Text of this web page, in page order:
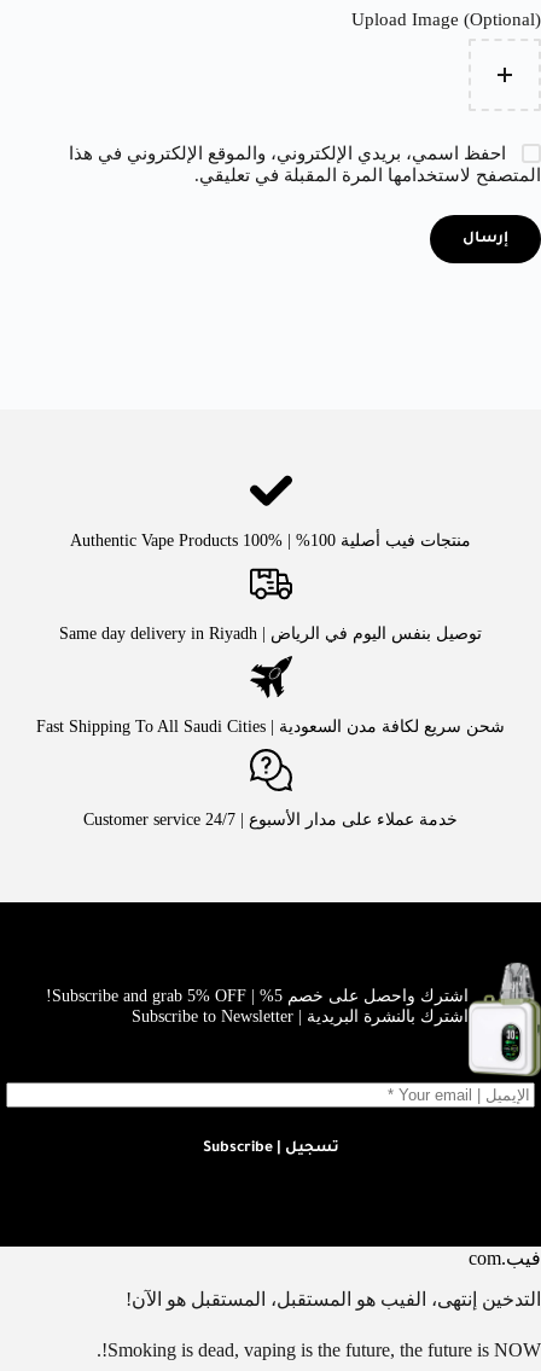
Upload Image (Optional)
احفظ اسمي، بريدي الإلكتروني، والموقع الإلكتروني في هذا
المتصفح لاستخدامها المرة المقبلة في تعليقي.
إرسال
منتجات فيب أصلية 100% | Authentic Vape Products 100%
توصيل بنفس اليوم في الرياض | Same day delivery in Riyadh
شحن سريع لكافة مدن السعودية | Fast Shipping To All Saudi Cities
خدمة عملاء على مدار الأسبوع | Customer service 24/7
اشترك واحصل على خصم 5% | Subscribe and grab 5% OFF!
اشترك بالنشرة البريدية | Subscribe to Newsletter
تسجيل | Subscribe
فيب.com
التدخين إنتهى، الفيب هو المستقبل، المستقبل هو الآن!
Smoking is dead, vaping is the future, the future is NOW!.